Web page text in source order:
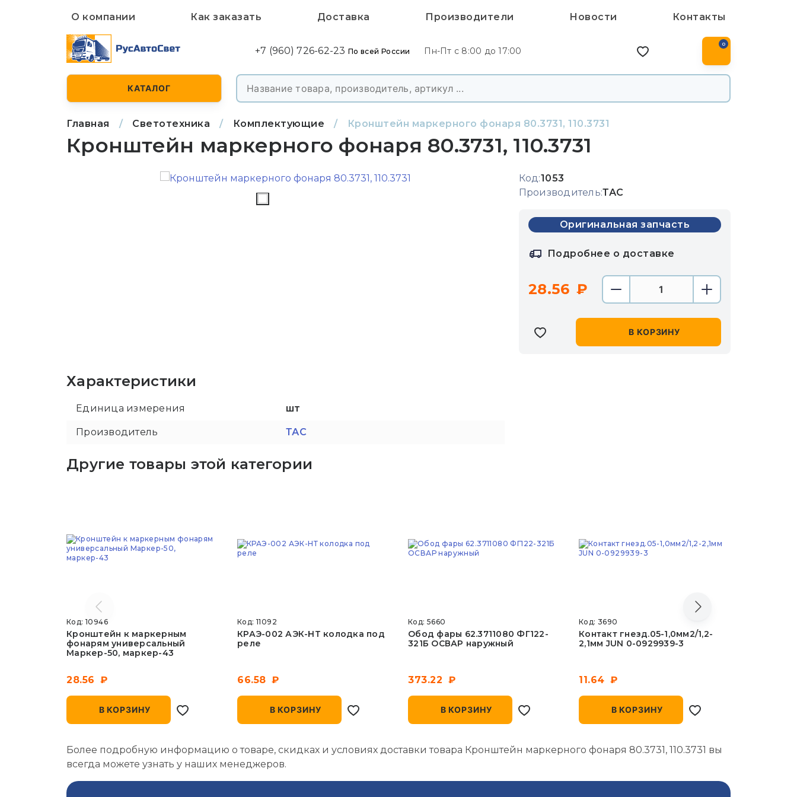
О компании Как заказать Доставка Производители Новости Контакты
+7 (960) 726-62-23 По всей России Пн-Пт с 8:00 до 17:00
0
КАТАЛОГ
Главная / Светотехника / Комплектующие / Кронштейн маркерного фонаря 80.3731, 110.3731
Кронштейн маркерного фонаря 80.3731, 110.3731
Код:1053
Производитель:ТАС
Оригинальная запчасть
Подробнее о доставке
28.56
В КОРЗИНУ
Характеристики
Единица измерения шт
Производитель ТАС
Другие товары этой категории
Код: 10946
Кронштейн к маркерным
фонарям универсальный
Маркер-50, маркер-43
28.56
В КОРЗИНУ
Код: 11092
КРАЭ-002 АЭК-НТ колодка под
реле
66.58
В КОРЗИНУ
Код: 5660
Обод фары 62.3711080 ФГ122-
321Б ОСВАР наружный
373.22
В КОРЗИНУ
Код: 3690
Контакт гнезд.05-1,0мм2/1,2-
2,1мм JUN 0-0929939-3
11.64
В КОРЗИНУ
Более подробную информацию о товаре, скидках и условиях доставки товара Кронштейн маркерного фонаря 80.3731, 110.3731 вы
всегда можете узнать у наших менеджеров.